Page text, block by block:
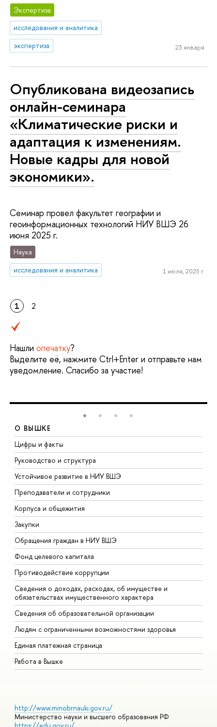
Экспертиза
исследования и аналитика
экспертиза
23 января
Опубликована видеозапись
онлайн-семинара
«Климатические риски и
адаптация к изменениям.
Новые кадры для новой
экономики».
Семинар провел факультет географии и
геоинформационных технологий НИУ ВШЭ 26
июня 2025 г.
Наука
исследования и аналитика
1 июля, 2025 г.
1 2
Нашли опечатку?
Выделите её, нажмите Ctrl+Enter и отправьте нам
уведомление. Спасибо за участие!
О ВЫШКЕ
Цифры и факты
Руководство и структура
Устойчивое развитие в НИУ ВШЭ
Преподаватели и сотрудники
Корпуса и общежития
Закупки
Обращения граждан в НИУ ВШЭ
Фонд целевого капитала
Противодействие коррупции
Сведения о доходах, расходах, об имуществе и
обязательствах имущественного характера
Сведения об образовательной организации
Людям с ограниченными возможностями здоровья
Единая платежная страница
Работа в Вышке
http://www.minobrnauki.gov.ru/
Министерство науки и высшего образования РФ